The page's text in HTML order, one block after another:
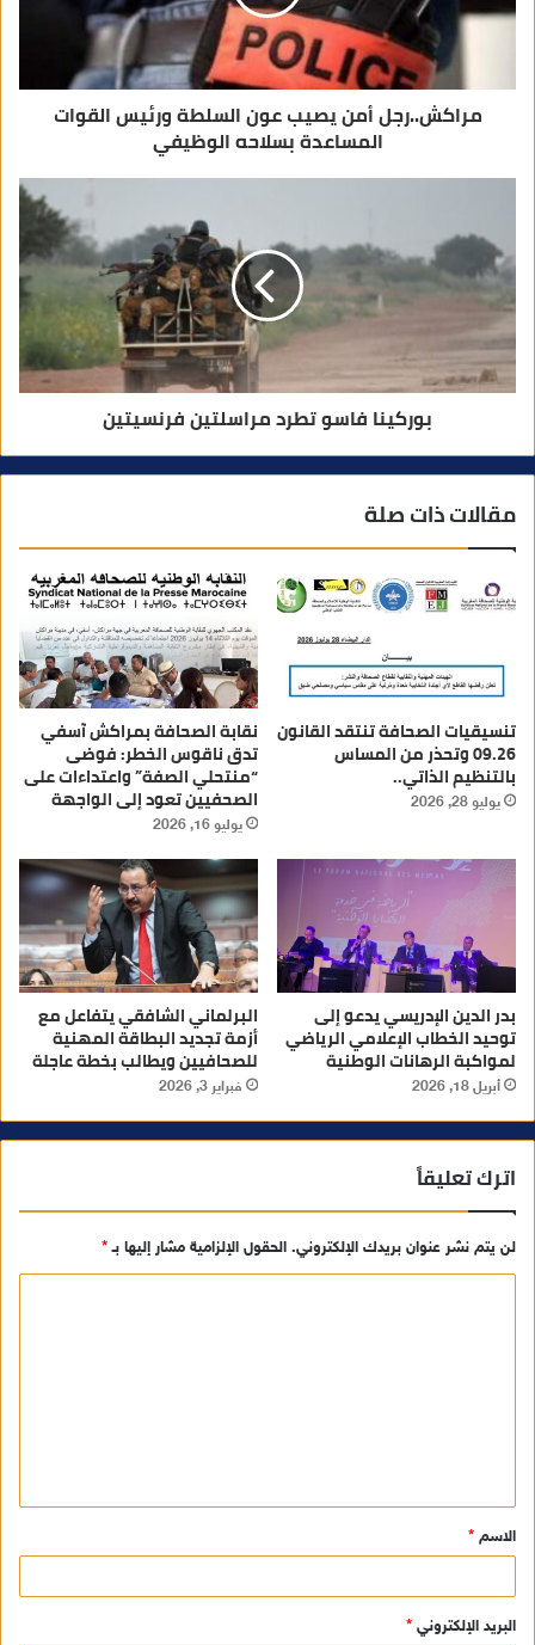
و
مراكش..رجل أمن يصيب عون السلطة ورئيس القوات
المساعدة بسلاحه الوظيفي
بوركينا فاسو تطرد مراسلتين فرنسيتين
مقالات ذات صلة
تنسيقيات الصحافة تنتقد القانون
09.26 وتحذر من المساس
بالتنظيم الذاتي..
يوليو 28, 2026
نقابة الصحافة بمراكش آسفي
تدق ناقوس الخطر: فوضى
“منتحلي الصفة” واعتداءات على
الصحفيين تعود إلى الواجهة
يوليو 16, 2026
بدر الدين الإدريسي يدعو إلى
توحيد الخطاب الإعلامي الرياضي
لمواكبة الرهانات الوطنية
أبريل 18, 2026
البرلماني الشافقي يتفاعل مع
أزمة تجديد البطاقة المهنية
للصحافيين ويطالب بخطة عاجلة
فبراير 3, 2026
اترك تعليقاً
لن يتم نشر عنوان بريدك الإلكتروني. الحقول الإلزامية مشار إليها بـ*
ق
*
الاسم *
البريد الإلكتروني *